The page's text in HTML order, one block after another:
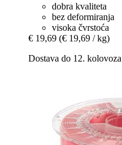
dobra kvaliteta
bez deformiranja
visoka čvrstoća
€ 19,69 (€ 19,69 / kg)
Dostava do 12. kolovoza